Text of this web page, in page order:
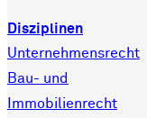
Disziplinen
Unternehmensrecht
Bau- und
Immobilienrecht